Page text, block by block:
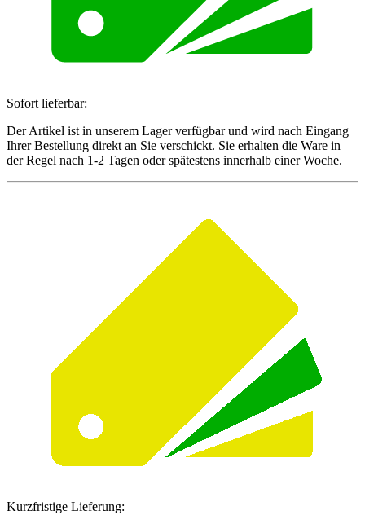
Sofort lieferbar:
Der Artikel ist in unserem Lager verfügbar und wird nach Eingang
Ihrer Bestellung direkt an Sie verschickt. Sie erhalten die Ware in
der Regel nach 1-2 Tagen oder spätestens innerhalb einer Woche.
Kurzfristige Lieferung: